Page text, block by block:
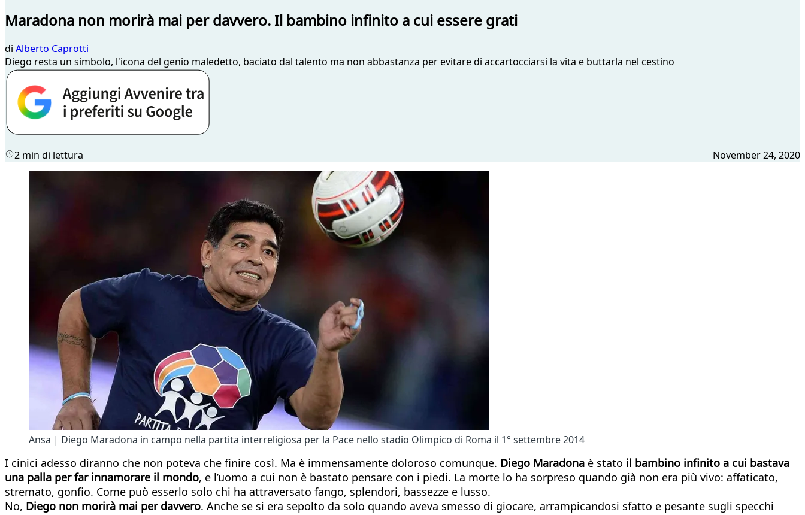
Maradona non morirà mai per davvero. Il bambino infinito a cui essere grati
di Alberto Caprotti
Diego resta un simbolo, l'icona del genio maledetto, baciato dal talento ma non abbastanza per evitare di accartocciarsi la vita e buttarla nel cestino
2 min di lettura November 24, 2020
Ansa | Diego Maradona in campo nella partita interreligiosa per la Pace nello stadio Olimpico di Roma il 1° settembre 2014
I cinici adesso diranno che non poteva che finire così. Ma è immensamente doloroso comunque. Diego Maradona è stato il bambino infinito a cui bastava
una palla per far innamorare il mondo, e l’uomo a cui non è bastato pensare con i piedi. La morte lo ha sorpreso quando già non era più vivo: affaticato,
stremato, gonfio. Come può esserlo solo chi ha attraversato fango, splendori, bassezze e lusso.
No, Diego non morirà mai per davvero. Anche se si era sepolto da solo quando aveva smesso di giocare, arrampicandosi sfatto e pesante sugli specchi